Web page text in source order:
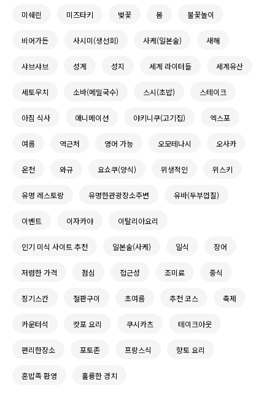
미쉐린 미즈타키 벚꽃 봄 불꽃놀이
비어가든 사시미(생선회) 사케(일본술) 새해
샤브샤브 성게 성지 세계 라이터들 세계유산
세토우치 소바(메밀국수) 스시(초밥) 스테이크
아침 식사 애니메이션 야키니쿠(고기집) 엑스포
여름 역근처 영어 가능 오모테나시 오사카
온천 와규 요쇼쿠(양식) 위생적인 위스키
유명 레스토랑 유명한관광장소주변 유바(두부껍질)
이벤트 이자카야 이탈리아요리
인기 미식 사이트 추천 일본술(사케) 일식 장어
저렴한 가격 점심 접근성 조미료 중식
징기스칸 철판구이 초여름 추천 코스 축제
카운터석 캇포 요리 쿠시카츠 테이크아웃
편리한장소 포토존 프랑스식 향토 요리
혼밥족 환영 훌륭한 경치